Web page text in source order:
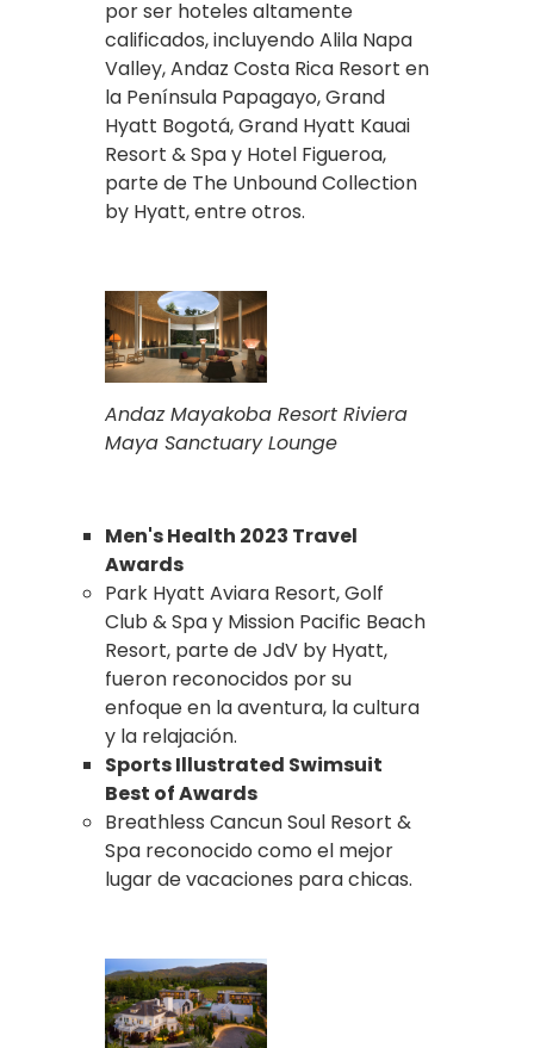
por ser hoteles altamente
calificados, incluyendo Alila Napa
Valley, Andaz Costa Rica Resort en
la Península Papagayo, Grand
Hyatt Bogotá, Grand Hyatt Kauai
Resort & Spa y Hotel Figueroa,
parte de The Unbound Collection
by Hyatt, entre otros.
Andaz Mayakoba Resort Riviera
Maya Sanctuary Lounge
Men's Health 2023 Travel
Awards
Park Hyatt Aviara Resort, Golf
Club & Spa y Mission Pacific Beach
Resort, parte de JdV by Hyatt,
fueron reconocidos por su
enfoque en la aventura, la cultura
y la relajación.
Sports Illustrated Swimsuit
Best of Awards
Breathless Cancun Soul Resort &
Spa reconocido como el mejor
lugar de vacaciones para chicas.